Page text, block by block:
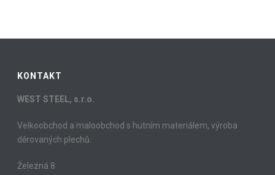
KONTAKT
WEST STEEL, s.r.o.
Velkoobchod a maloobchod s hutním materiálem, výroba
děrovaných plechů.
Železná 8